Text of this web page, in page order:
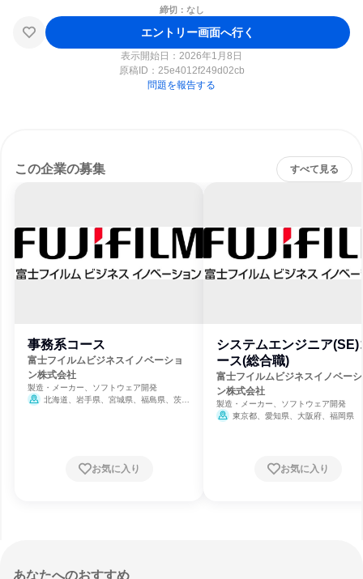
締切：なし
エントリー画面へ行く
表示開始日：2026年1月8日
原稿ID： 25e4012f249d02cb
問題を報告する
この企業の募集 すべて見る
事務系コース
富士フイルムビジネスイノベーショ
ン株式会社
製造・メーカー、ソフトウェア開発
北海道、岩手県、宮城県、福島県、茨城
お気に入り
システムエンジニア(SE)
ース(総合職)
富士フイルムビジネスイノベー
ン株式会社
製造・メーカー、ソフトウェア開発
東京都、愛知県、大阪府、福岡県
お気に入り
あなたへのおすすめ